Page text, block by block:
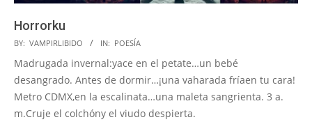
Horrorku
2025-
03-
13
BY: VAMPIRLIBIDO IN: POESÍA
Madrugada invernal:yace en el petate…un bebé
desangrado. Antes de dormir…¡una vaharada fríaen tu cara!
Metro CDMX,en la escalinata…una maleta sangrienta. 3 a.
m.Cruje el colchóny el viudo despierta.